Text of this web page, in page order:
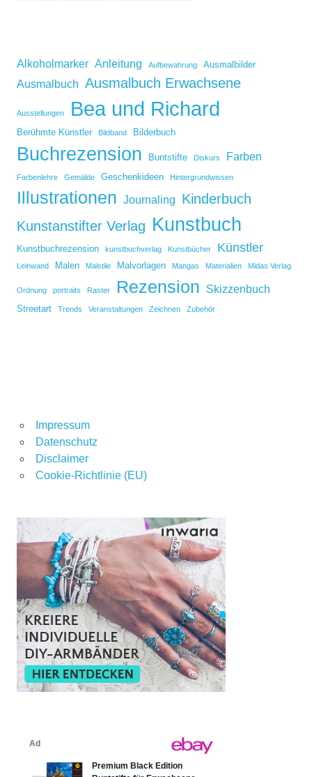
Alkoholmarker Anleitung Aufbewahrung Ausmalbilder
Ausmalbuch Ausmalbuch Erwachsene
Ausstellungen Bea und Richard
Berühmte Künstler Bildband Bilderbuch
Buchrezension Buntstifte Diskurs Farben
Farbenlehre Gemälde Geschenkideen Hintergrundwissen
Illustrationen Journaling
Kinderbuch
Kunstanstifter Verlag Kunstbuch
Kunstbuchrezension kunstbuchverlag Kunstbücher Künstler
Leinwand Malen Malstile Malvorlagen Mangas Materialien Midas Verlag
Ordnung portraits Raster Rezension Skizzenbuch
Streetart Trends Veranstaltungen Zeichnen Zubehör
Impressum
Datenschutz
Disclaimer
Cookie-Richtlinie (EU)